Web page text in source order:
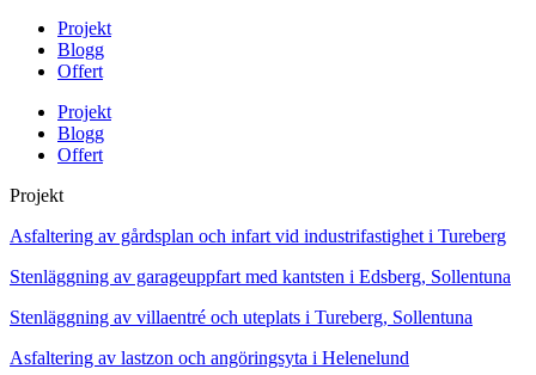
Projekt
Blogg
Offert
Projekt
Blogg
Offert
Projekt
Asfaltering av gårdsplan och infart vid industrifastighet i Tureberg
Stenläggning av garageuppfart med kantsten i Edsberg, Sollentuna
Stenläggning av villaentré och uteplats i Tureberg, Sollentuna
Asfaltering av lastzon och angöringsyta i Helenelund